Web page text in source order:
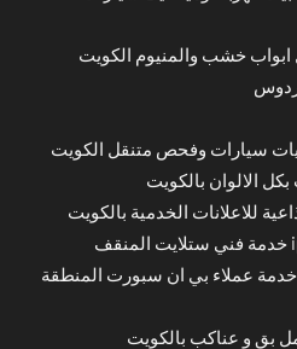
ابواب خشب والمنيوم الكويت
سيارات وفحص متنقل الكويت
الالوان بالكويت
للاعلانات الخدمية بالكويت
عملاء بي ان سبورت المنطقة
بق و عناكب بالكويت